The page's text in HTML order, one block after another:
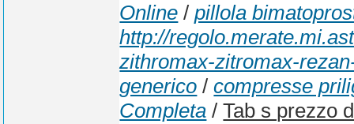
Online /pillola
http://
zithromax-zitromax-
generico /compresse
Completa /Tab s prezzo